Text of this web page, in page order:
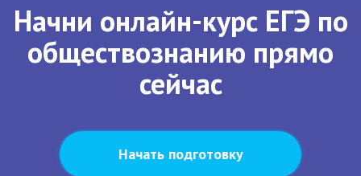
Начни онлайн-курс ЕГЭ по
обществознанию прямо
сейчас
Начать подготовку